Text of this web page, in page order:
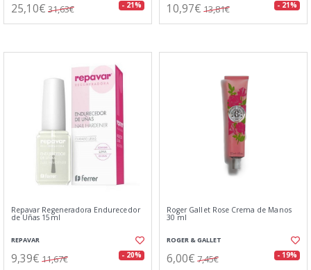
25,10€ 31,63€ - 21% 10,97€ 13,81€ - 21%
Repavar Regeneradora Endurecedor
de Uñas 15ml
REPAVAR
9,39€ 11,67€ - 20%
Roger Gallet Rose Crema de Manos
30 ml
ROGER & GALLET
6,00€ 7,45€ - 19%